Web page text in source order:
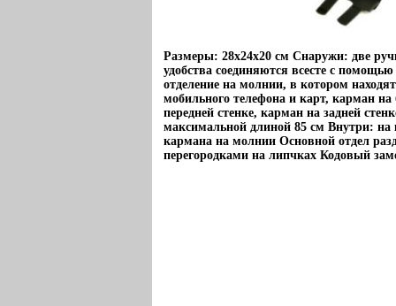
Размеры: 28x24x20 см Снаружи: две
удобства соединяются всесте с
отделение на молнии, в котором
мобильного телефона и карт, карман
передней стенке, карман на задней
максимальной длиной 85 см Внутри:
кармана на молнии Основной отдел
перегородками на липчках Кодовый